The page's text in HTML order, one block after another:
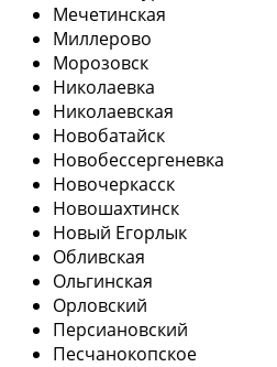
Мечетинская
Миллерово
Морозовск
Николаевка
Николаевская
Новобатайск
Новобессергеневка
Новочеркасск
Новошахтинск
Новый Егорлык
Обливская
Ольгинская
Орловский
Персиановский
Песчанокопское